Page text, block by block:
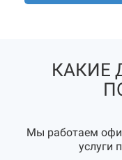
КАКИЕ
Мы работаем
услуги